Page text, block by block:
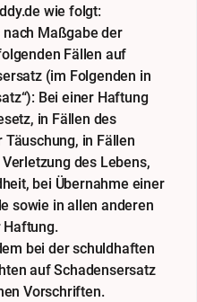
wie folgt:
Maßgabe der
Fällen auf
(im Folgenden in
Bei einer Haftung
in Fällen des
in Fällen
des Lebens,
bei Übernahme einer
sowie in allen anderen
Haftung.
bei der schuldhaften
auf Schadensersatz
Vorschriften.